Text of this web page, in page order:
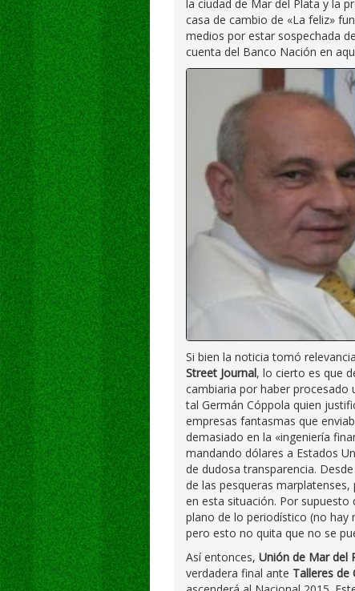
la ciudad de Mar del Plata y la
casa de cambio de «La feliz»
medios por estar sospechada
cuenta del Banco Nación en
Si bien la noticia tomó
Street Journal, lo cierto es que
cambiaria por haber procesado
tal Germán Cóppola quien
empresas fantasmas que
demasiado en la «ingeniería
mandando dólares a Estados
de dudosa transparencia.
de las pesqueras
en esta situación. Por
plano de lo periodístico (no hay
pero esto no quita que no se
Así entonces, Unión de Mar del
verdadera final ante Talleres de